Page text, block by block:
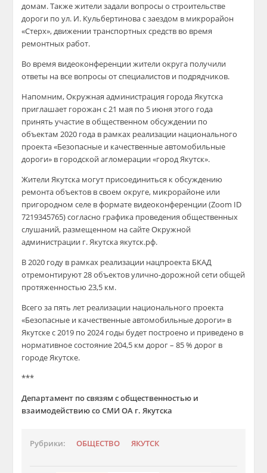
домам. Также жители задали вопросы о строительстве
дороги по ул. И. Кульбертинова с заездом в микрорайон
«Стерх», движении транспортных средств во время
ремонтных работ.
Во время видеоконференции жители округа получили
ответы на все вопросы от специалистов и подрядчиков.
Напомним, Окружная администрация города Якутска
приглашает горожан с 21 мая по 5 июня этого года
принять участие в общественном обсуждении по
объектам 2020 года в рамках реализации национального
проекта «Безопасные и качественные автомобильные
дороги» в городской агломерации «город Якутск».
Жители Якутска могут присоединиться к обсуждению
ремонта объектов в своем округе, микрорайоне или
пригородном селе в формате видеоконференции (Zoom ID
7219345765) согласно графика проведения общественных
слушаний, размещенном на сайте Окружной
администрации г. Якутска якутск.рф.
В 2020 году в рамках реализации нацпроекта БКАД
отремонтируют 28 объектов улично-дорожной сети общей
протяженностью 23,5 км.
Всего за пять лет реализации национального проекта
«Безопасные и качественные автомобильные дороги» в
Якутске с 2019 по 2024 годы будет построено и приведено в
нормативное состояние 204,5 км дорог – 85 % дорог в
городе Якутске.
***
Департамент по связям с общественностью и
взаимодействию со СМИ ОА г. Якутска
Рубрики: ОБЩЕСТВО ЯКУТСК